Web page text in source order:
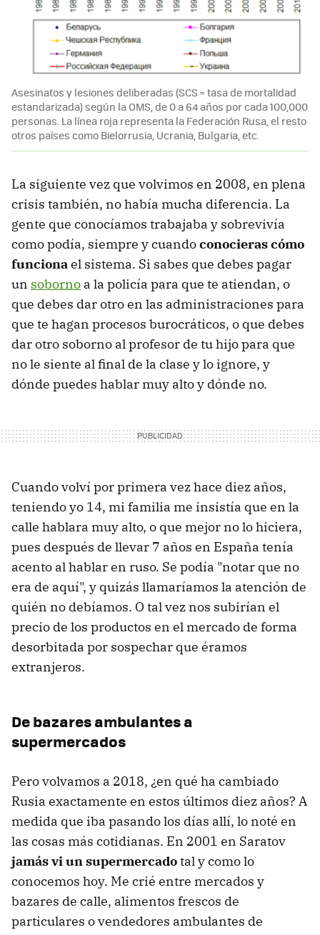
Asesinatos y lesiones deliberadas (SCS = tasa de mortalidad
estandarizada) según la OMS, de 0 a 64 años por cada 100,000
personas. La línea roja representa la Federación Rusa, el resto
otros países como Bielorrusia, Ucrania, Bulgaria, etc.
La siguiente vez que volvimos en 2008, en plena
crisis también, no había mucha diferencia. La
gente que conocíamos trabajaba y sobrevivía
como podía, siempre y cuandoconocieras cómo
funciona el sistema. Si sabes que debes pagar
un soborno a la policía para que te atiendan, o
que debes dar otro en las administraciones para
que te hagan procesos burocráticos, o que debes
dar otro soborno al profesor de tu hijo para que
no le siente al final de la clase y lo ignore, y
dónde puedes hablar muy alto y dónde no.
Cuando volví por primera vez hace diez años,
teniendo yo 14, mi familia me insistía que en la
calle hablara muy alto, o que mejor no lo hiciera,
pues después de llevar 7 años en España tenía
acento al hablar en ruso. Se podía "notar que no
era de aquí", y quizás llamaríamos la atención de
quién no debíamos. O tal vez nos subirían el
precio de los productos en el mercado de forma
desorbitada por sospechar que éramos
extranjeros.
De bazares ambulantes a
supermercados
Pero volvamos a 2018, ¿en qué ha cambiado
Rusia exactamente en estos últimos diez años? A
medida que iba pasando los días allí, lo noté en
las cosas más cotidianas. En 2001 en Saratov
jamás vi un supermercadotal y como lo
conocemos hoy. Me crié entre mercados y
bazares de calle, alimentos frescos de
particulares o vendedores ambulantes de